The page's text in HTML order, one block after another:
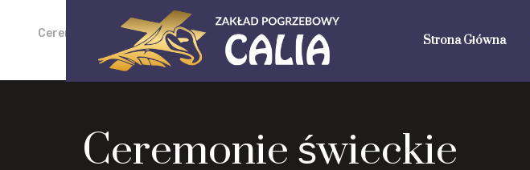
Strona Główna
Ceremonie świeckie
Ceremonie świeckie